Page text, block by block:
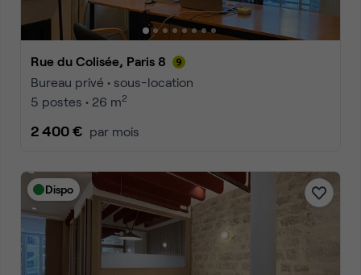
Rue du Colisée, Paris 8
Bureau privé • sous-location
5 postes • 26 m2
2 400 € par mois
Dispo